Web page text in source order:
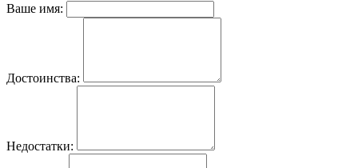
Ваше имя:
Достоинства:
Недостатки: